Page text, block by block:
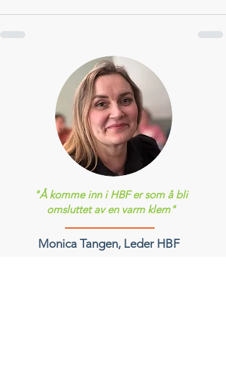
"Å komme inn i HBF er som å bli
omsluttet av en varm klem"
Monica Tangen, Leder HBF